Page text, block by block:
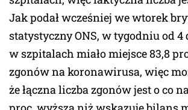
Jak podał wcześniej we wtorek
statystyczny ONS, w tygodniu od
w szpitalach miało miejsce 83,8
zgonów na koronawirusa, więc
że łączna liczba zgonów jest o co